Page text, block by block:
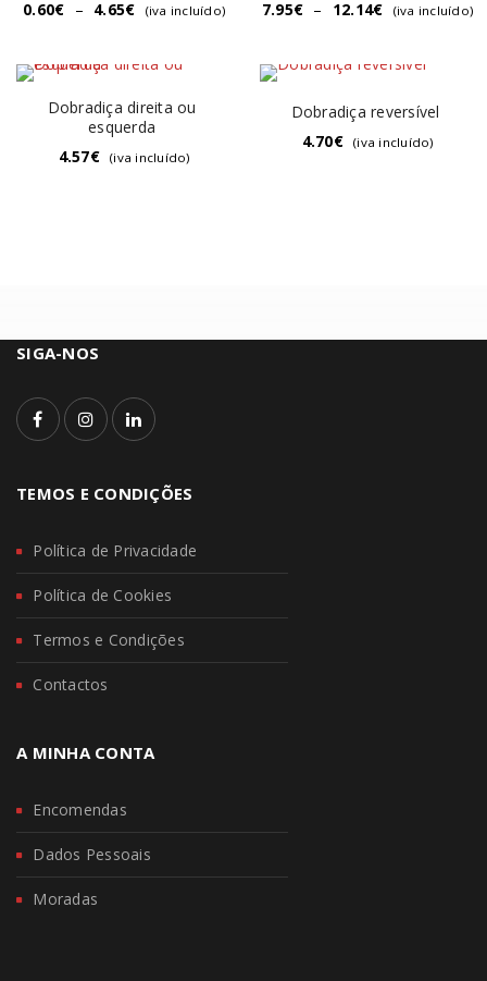
0.60€ – 4.65€ (iva incluído)
7.95€ – 12.14€ (iva incluído)
Dobradiça direita ou
esquerda
4.57€ (iva incluído)
Dobradiça reversível
4.70€ (iva incluído)
SIGA-NOS
TEMOS E CONDIÇÕES
Política de Privacidade
Política de Cookies
Termos e Condições
Contactos
A MINHA CONTA
Encomendas
Dados Pessoais
Moradas